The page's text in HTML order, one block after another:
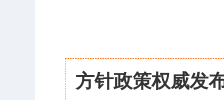
方针政策权威发